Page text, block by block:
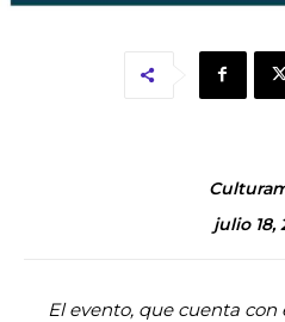
julio 18,
El evento, que cuenta con